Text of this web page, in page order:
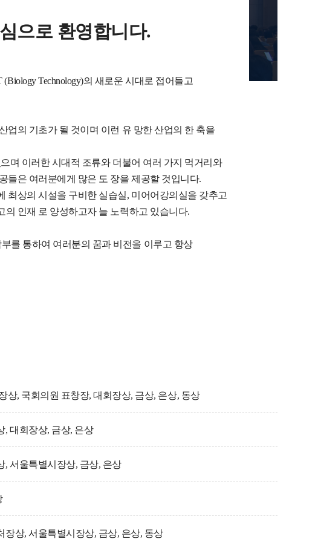
으로 환영합니다.
Technology)의 새로운 시대로 접어들고
업의 기초가 될 것이며 이런 유 망한 산업의 한 축을
며 이러한 시대적 조류와 더불어 여러 가지 먹거리와
들은 여러분에게 많은 도 장을 제공할 것입니다.
최상의 시설을 구비한 실습실, 미어어강의실을 갖추고
인재 로 양성하고자 늘 노력하고 있습니다.
를 통하여 여러분의 꿈과 비전을 이루고 항상
상, 국회의원 표창장, 대회장상, 금상, 은상, 동상
, 대회장상, 금상, 은상
, 서울특별시장상, 금상, 은상
장상, 서울특별시장상, 금상, 은상, 동상